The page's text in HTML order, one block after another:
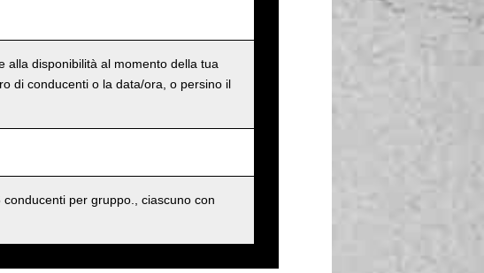
alla disponibilità al momento della tua
di conducenti o la data/ora, o persino il
per gruppo., ciascuno con